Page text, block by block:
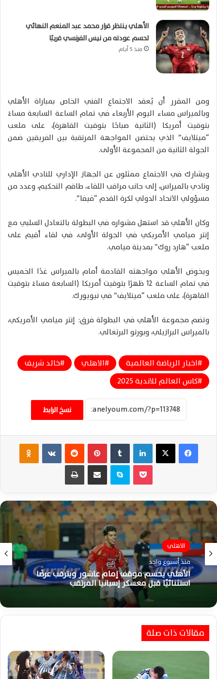
الأهلي ينتظر قرار محمد عبد المنعم النهائي
لحسم عودته من نيس الفرنسي قريبًا
منذ 5 أيام
ومن المقرر أن يُعقد الاجتماع الفني الخاص بمباراة الأهلي
وبالميراس مساء اليوم الأربعاء في تمام الساعة السابعة مساءً
بتوقيت أمريكا (الثانية صباحًا بتوقيت القاهرة)، على ملعب
“ميتلايف” الذي يحتضن المواجهة المرتقبة بين الفريقين ضمن
الجولة الثانية من المجموعة الأولى.
ويشارك في الاجتماع ممثلون عن الجهاز الإداري للنادي الأهلي
ونادي بالميراس، إلى جانب مراقب اللقاء، طاقم التحكيم، وعدد من
مسؤولي الاتحاد الدولي لكرة القدم “فيفا”.
وكان الأهلي قد استهل مشواره في البطولة بالتعادل السلبي مع
إنتر ميامي الأمريكي في الجولة الأولى، في لقاء أقيم على
ملعب “هارد روك” بمدينة ميامي.
ويخوض الأهلي مواجهته القادمة أمام بالميراس غدًا الخميس
في تمام الساعة 12 ظهرًا بتوقيت أمريكا (السابعة مساءً بتوقيت
القاهرة)، على ملعب “ميتلايف” في نيويورك.
وتضم مجموعة الأهلي في البطولة فرق: إنتر ميامي الأمريكي،
بالميراس البرازيلي، وبورتو البرتغالي.
اخبار الرياضة العالمية الاهلي
خالد شريف
كاس العالم للاندية 2025
نسخ الرابط
فيسبوك ‫X لينكدإن بينتيريست ‏VKontakte
سكايب مشاركة عبر البريد طباعة
الاهلي
منذ أسبوع واحد
الأهلي يحسم موقف إمام عاشور ويترقب عرضًا
استثنائيًا قبل معسكر إسبانيا المرتقب
مقالات ذات صلة